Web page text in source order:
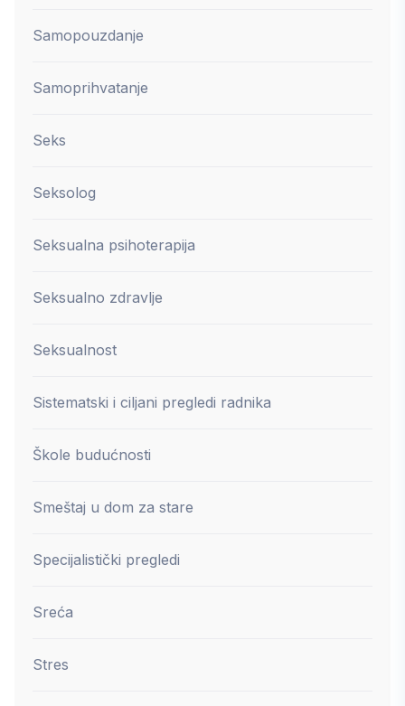
Samopouzdanje
Samoprihvatanje
Seks
Seksolog
Seksualna psihoterapija
Seksualno zdravlje
Seksualnost
Sistematski i ciljani pregledi radnika
Škole budućnosti
Smeštaj u dom za stare
Specijalistički pregledi
Sreća
Stres